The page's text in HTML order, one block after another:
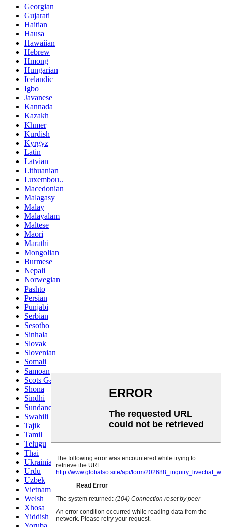
Georgian
Gujarati
Haitian
Hausa
Hawaiian
Hebrew
Hmong
Hungarian
Icelandic
Igbo
Javanese
Kannada
Kazakh
Khmer
Kurdish
Kyrgyz
Latin
Latvian
Lithuanian
Luxembou..
Macedonian
Malagasy
Malay
Malayalam
Maltese
Maori
Marathi
Mongolian
Burmese
Nepali
Norwegian
Pashto
Persian
Punjabi
Serbian
Sesotho
Sinhala
Slovak
Slovenian
Somali
Samoan
Scots Gaelic
Shona
Sindhi
Sundanese
Swahili
Tajik
Tamil
Telugu
Thai
Ukrainian
Urdu
Uzbek
Vietnamese
Welsh
Xhosa
Yiddish